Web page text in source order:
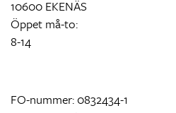
10600 EKENÄS
Öppet må-to:
8-14
FO-nummer: 0832434-1